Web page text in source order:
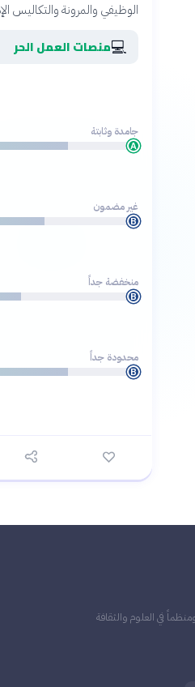
الوظيفي والمرونة والتكاليس
💻منصات العمل الحر
جامدة وثابتة
A
غير مضمون
B
منخفضة جداً
B
محدودة جداً
B
في العلوم والثقافة